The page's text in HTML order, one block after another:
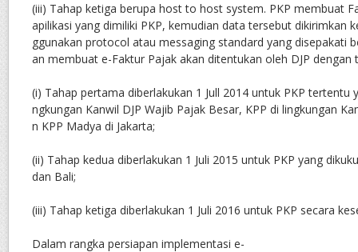
(iii) Tahap ketiga berupa host to host system. PKP membuat
apilikasi yang dimiliki PKP, kemudian data tersebut dikirimkan
ggunakan protocol atau messaging standard yang disepakati
an membuat e-Faktur Pajak akan ditentukan oleh DJP dengan
(i) Tahap pertama diberlakukan 1 Jull 2014 untuk PKP tertentu
ngkungan Kanwil DJP Wajib Pajak Besar, KPP di lingkungan
n KPP Madya di Jakarta;
(ii) Tahap kedua diberlakukan 1 Juli 2015 untuk PKP yang
dan Bali;
(iii) Tahap ketiga diberlakukan 1 Juli 2016 untuk PKP secara
Dalam rangka persiapan implementasi e-